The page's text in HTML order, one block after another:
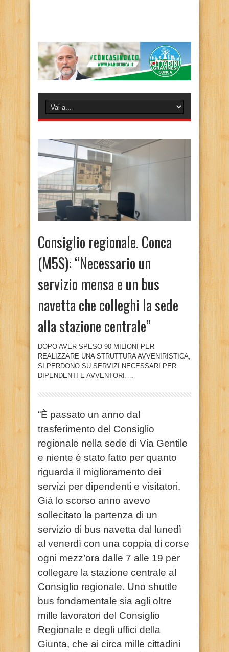
Consiglio regionale. Conca
(M5S): “Necessario un
servizio mensa e un bus
navetta che colleghi la sede
alla stazione centrale”
DOPO AVER SPESO 90 MILIONI PER
REALIZZARE UNA STRUTTURA AVVENIRISTICA,
SI PERDONO SU SERVIZI NECESSARI PER
DIPENDENTI E AVVENTORI….
“È passato un anno dal
trasferimento del Consiglio
regionale nella sede di Via Gentile
e niente è stato fatto per quanto
riguarda il miglioramento dei
servizi per dipendenti e visitatori.
Già lo scorso anno avevo
sollecitato la partenza di un
servizio di bus navetta dal lunedì
al venerdì con una coppia di corse
ogni mezz’ora dalle 7 alle 19 per
collegare la stazione centrale al
Consiglio regionale. Uno shuttle
bus fondamentale sia agli oltre
mille lavoratori del Consiglio
Regionale e degli uffici della
Giunta, che ai circa mille cittadini